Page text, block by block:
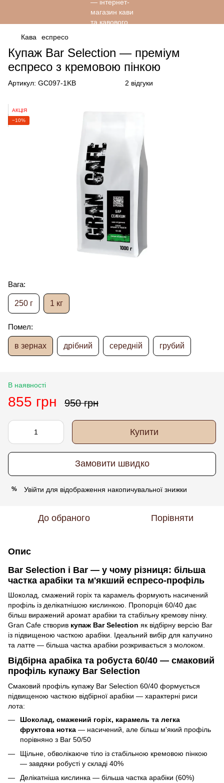
Кава еспресо
Купаж Bar Selection — преміум
еспресо з кремовою пінкою
Артикул: GC097-1KB 2 відгуки
АКЦІЯ
−10%
Вага:
250 г 1 кг
Помел:
в зернах дрібний середній грубий
В наявності
855 грн 950 грн
Купити
Замовити швидко
% Увійти для відображення накопичувальної знижки
До обраного Порівняти
Опис
Bar Selection і Bar — у чому різниця: більша
частка арабіки та м'якший еспресо-профіль
Шоколад, смажений горіх та карамель формують насичений
профіль із делікатнішою кислинкою. Пропорція 60/40 дає
більш виражений аромат арабіки та стабільну кремову пінку.
Gran Cafe створив купаж Bar Selection як відбірну версію Bar
із підвищеною часткою арабіки. Ідеальний вибір для капучино
та латте — більша частка арабіки розкривається з молоком.
Відбірна арабіка та робуста 60/40 — смаковий
профіль купажу Bar Selection
Смаковий профіль купажу Bar Selection 60/40 формується
підвищеною часткою відбірної арабіки — характерні риси
лота:
Шоколад, смажений горіх, карамель та легка
фруктова нотка — насичений, але більш м'який профіль
порівняно з Bar 50/50
Щільне, обволікаюче тіло із стабільною кремовою пінкою
— завдяки робусті у складі 40%
Делікатніша кислинка — більша частка арабіки (60%)